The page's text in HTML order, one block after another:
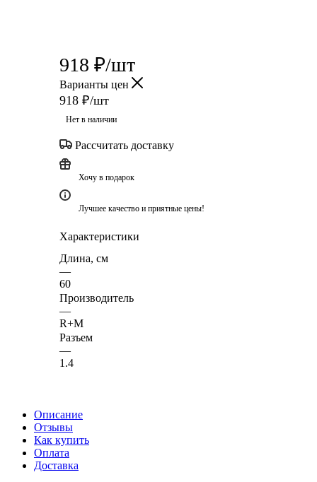
918 ₽/шт
Варианты цен
918 ₽/шт
Нет в наличии
Рассчитать доставку
Хочу в подарок
Лучшее качество и приятные цены!
Характеристики
Длина, см
—
60
Производитель
—
R+M
Разъем
—
1.4
Описание
Отзывы
Как купить
Оплата
Доставка